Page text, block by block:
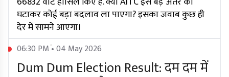
घटाकर कोई बड़ा बदलाव ला पाएगा? इसका जवाब कुछ ही
देर में सामने आएगा।
06:30 PM • 04 May 2026
Dum Dum Election Result: दम दम में